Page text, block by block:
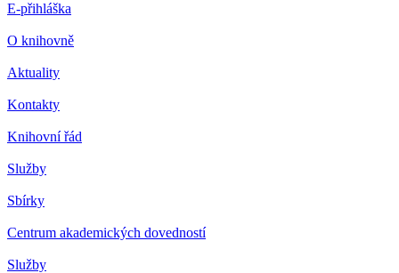
E-přihláška
O knihovně
Aktuality
Kontakty
Knihovní řád
Služby
Sbírky
Centrum akademických dovedností
Služby